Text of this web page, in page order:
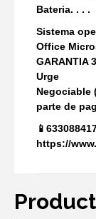
Bateria. . . .
Sistema
Office
GARANTIA
Urge
Negociable
parte de
https://
AÑADIR